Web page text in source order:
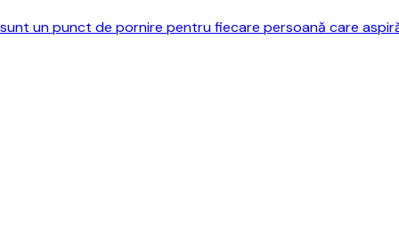
un punct de pornire pentru fiecare persoană care